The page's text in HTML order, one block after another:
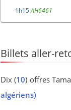
1h15AH6461
Billets aller-
Dix (10) offres
algériens)